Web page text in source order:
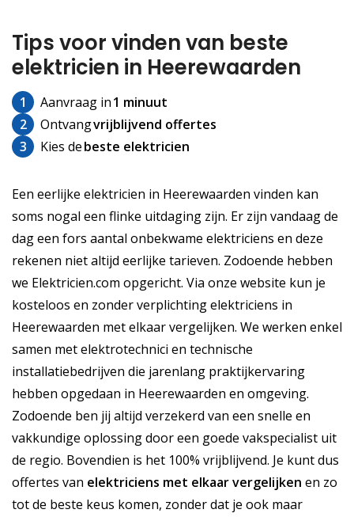
Tips voor vinden van beste
elektricien in Heerewaarden
1 Aanvraag in1 minuut
2
Ontvangvrijblijvend offertes
3
Kies debeste elektricien
Een eerlijke elektricien in Heerewaarden vinden kan
soms nogal een flinke uitdaging zijn. Er zijn vandaag de
dag een fors aantal onbekwame elektriciens en deze
rekenen niet altijd eerlijke tarieven. Zodoende hebben
we Elektricien.com opgericht. Via onze website kun je
kosteloos en zonder verplichting elektriciens in
Heerewaarden met elkaar vergelijken. We werken enkel
samen met elektrotechnici en technische
installatiebedrijven die jarenlang praktijkervaring
hebben opgedaan in Heerewaarden en omgeving.
Zodoende ben jij altijd verzekerd van een snelle en
vakkundige oplossing door een goede vakspecialist uit
de regio. Bovendien is het 100% vrijblijvend. Je kunt dus
offertes van elektriciens met elkaar vergelijken en zo
tot de beste keus komen, zonder dat je ook maar